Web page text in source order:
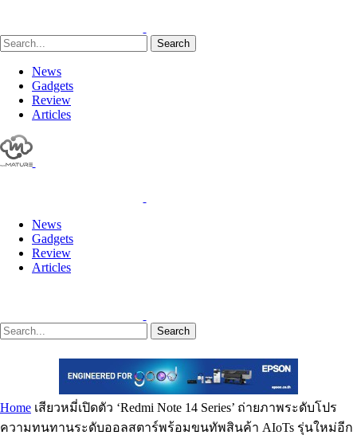
Search
News
Gadgets
Review
Articles
News
Gadgets
Review
Articles
Search
Home เสียวหมี่เปิดตัว ‘Redmi Note 14 Series’ ถ่ายภาพระดับโปร
ความทนทานระดับออลสตาร์พร้อมขนทัพสินค้า AIoTs รุ่นใหม่อีก